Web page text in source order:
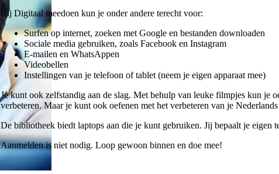
Bij Digitaal meedoen kun je onder andere terecht voor:
Surfen op internet, zoeken met Google en bestanden downloaden
Sociale media gebruiken, zoals Facebook en Instagram
E-mailen en WhatsAppen
Videobellen
Instellingen van je telefoon of tablet (neem je eigen apparaat mee)
Je kunt ook zelfstandig aan de slag. Met behulp van leuke filmpjes kun je
verbeteren. Maar je kunt ook oefenen met het verbeteren van je
De bibliotheek biedt laptops aan die je kunt gebruiken. Jij bepaalt je eigen
Aanmelden is niet nodig. Loop gewoon binnen en doe mee!